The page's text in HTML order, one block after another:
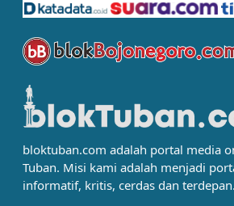
bloktuban.com adalah portal media
Tuban. Misi kami adalah menjadi
informatif, kritis, cerdas dan terdepan.